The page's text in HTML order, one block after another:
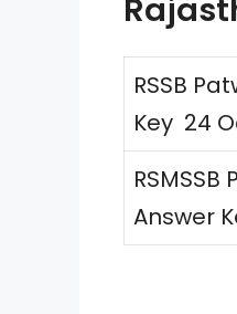
RSSB
Key 24
Answer